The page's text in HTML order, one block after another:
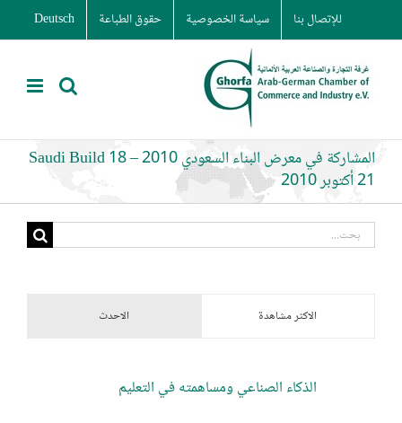
to
content
للإتصال بنا سياسة الخصوصية حقوق الطباعة Deutsch
المشاركة في معرض البناء السعودي 2010 Saudi Build 18 –
21 أكتوبر 2010
البحث
الاكثر مشاهدة الاحدث
الذكاء الصناعي ومساهمته في التعليم